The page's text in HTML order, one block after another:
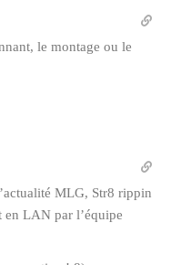
le montage ou le
MLG, Str8 rippin
en LAN par l’équipe